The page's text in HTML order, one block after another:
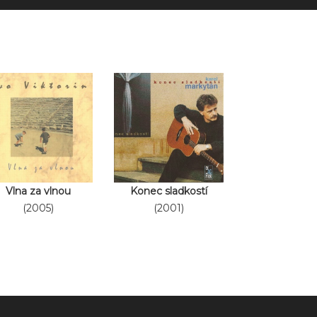
Vlna za vlnou
(2005)
Konec sladkostí
(2001)